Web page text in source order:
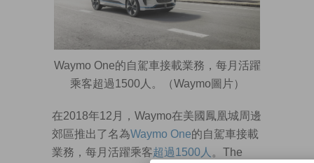
Waymo One的自駕車接載業務，每月活躍
乘客超過1500人。（Waymo圖片）
在2018年12月，Waymo在美國鳳凰城周邊
郊區推出了名為Waymo One的自駕車接載
業務，每月活躍乘客超過1500 人 。The